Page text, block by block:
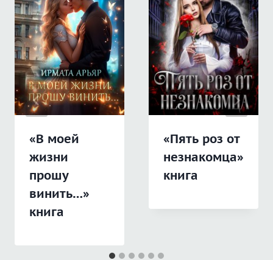
«В моей
жизни
прошу
винить…»
книга
«Пять роз от
незнакомца»
книга